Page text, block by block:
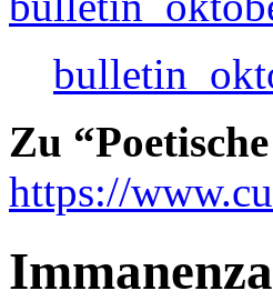
Zu
https://